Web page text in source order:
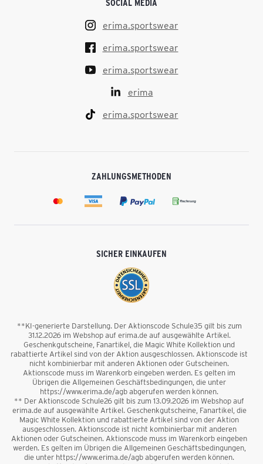
SOCIAL MEDIA
erima.sportswear
erima.sportswear
erima.sportswear
erima
erima.sportswear
ZAHLUNGSMETHODEN
SICHER EINKAUFEN
**KI-generierte Darstellung. Der Aktionscode Schule35 gilt bis zum
31.12.2026 im Webshop auf erima.de auf ausgewählte Artikel.
Geschenkgutscheine, Fanartikel, die Magic White Kollektion und
rabattierte Artikel sind von der Aktion ausgeschlossen. Aktionscode ist
nicht kombinierbar mit anderen Aktionen oder Gutscheinen.
Aktionscode muss im Warenkorb eingeben werden. Es gelten im
Übrigen die Allgemeinen Geschäftsbedingungen, die unter
https://www.erima.de/agb abgerufen werden können.
** Der Aktionscode Schule26 gilt bis zum 13.09.2026 im Webshop auf
erima.de auf ausgewählte Artikel. Geschenkgutscheine, Fanartikel, die
Magic White Kollektion und rabattierte Artikel sind von der Aktion
ausgeschlossen. Aktionscode ist nicht kombinierbar mit anderen
Aktionen oder Gutscheinen. Aktionscode muss im Warenkorb eingeben
werden. Es gelten im Übrigen die Allgemeinen Geschäftsbedingungen,
die unter https://www.erima.de/agb abgerufen werden können.